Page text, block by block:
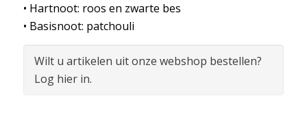
• Hartnoot: roos en zwarte bes
• Basisnoot: patchouli
Wilt u artikelen uit onze webshop bestellen?
Log hier in.